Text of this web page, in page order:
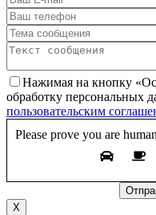
Нажимая на кнопку
обработку персональных
пользовательским
Please prove you are
X